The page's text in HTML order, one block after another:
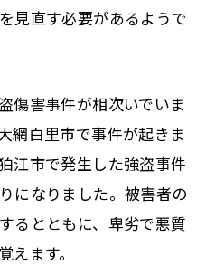
見直す必要があるようで
傷害事件が相次いでいま
網白里市で事件が起きま
江市で発生した強盗事件
になりました。被害者の
るとともに、卑劣で悪質
ます。